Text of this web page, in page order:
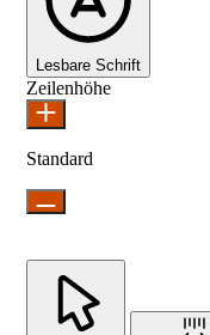
Lesbare Schrift
Zeilenhöhe
Standard